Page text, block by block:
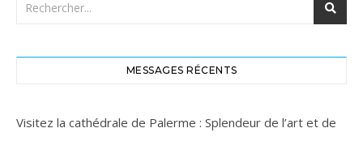
MESSAGES RÉCENTS
Visitez la cathédrale de Palerme : Splendeur de l’art et de